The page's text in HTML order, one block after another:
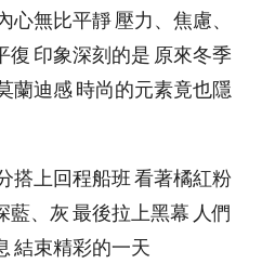
無比平靜 壓力、焦慮、
印象深刻的是 原來冬季
蘭迪感 時尚的元素竟也隱
搭上回程船班 看著橘紅粉
、灰 最後拉上黑幕 人們
結束精彩的一天